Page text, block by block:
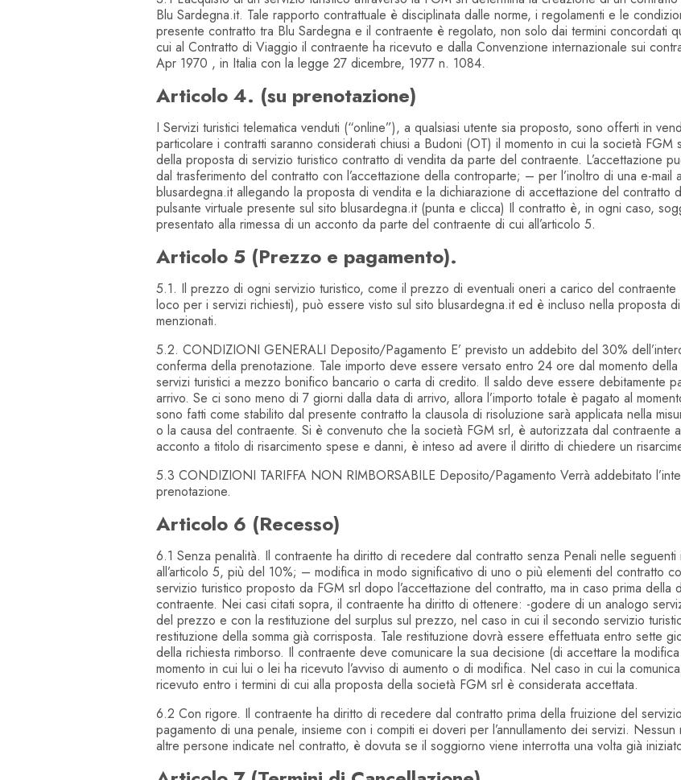
Blu Sardegna.it. Tale rapporto contrattuale è disciplinata dalle norme, i regolamenti e le
presente contratto tra Blu Sardegna e il contraente è regolato, non solo dai termini concordati
cui al Contratto di Viaggio il contraente ha ricevuto e dalla Convenzione internazionale sui
Apr 1970 , in Italia con la legge 27 dicembre, 1977 n. 1084.
Articolo 4. (su prenotazione)
I Servizi turistici telematica venduti (“online”), a qualsiasi utente sia proposto, sono offerti in
particolare i contratti saranno considerati chiusi a Budoni (OT) il momento in cui la società
della proposta di servizio turistico contratto di vendita da parte del contraente. L’accettazione
dal trasferimento del contratto con l’accettazione della controparte; – per l’inoltro di una e-mail
blusardegna.it allegando la proposta di vendita e la dichiarazione di accettazione del contratto
pulsante virtuale presente sul sito blusardegna.it (punta e clicca) Il contratto è, in ogni caso,
presentato alla rimessa di un acconto da parte del contraente di cui all’articolo 5.
Articolo 5 (Prezzo e pagamento).
5.1. Il prezzo di ogni servizio turistico, come il prezzo di eventuali oneri a carico del
loco per i servizi richiesti), può essere visto sul sito blusardegna.it ed è incluso nella proposta
menzionati.
5.2. CONDIZIONI GENERALI Deposito/Pagamento E’ previsto un addebito del 30%
conferma della prenotazione. Tale importo deve essere versato entro 24 ore dal momento
servizi turistici a mezzo bonifico bancario o carta di credito. Il saldo deve essere debitamente
arrivo. Se ci sono meno di 7 giorni dalla data di arrivo, allora l’importo totale è pagato al
sono fatti come stabilito dal presente contratto la clausola di risoluzione sarà applicata nella
o la causa del contraente. Si è convenuto che la società FGM srl, è autorizzata dal contraente
acconto a titolo di risarcimento spese e danni, è inteso ad avere il diritto di chiedere un
5.3 CONDIZIONI TARIFFA NON RIMBORSABILE Deposito/Pagamento Verrà addebitato
prenotazione.
Articolo 6 (Recesso)
6.1 Senza penalità. Il contraente ha diritto di recedere dal contratto senza Penali nelle
all’articolo 5, più del 10%; – modifica in modo significativo di uno o più elementi del contratto
servizio turistico proposto da FGM srl dopo l’accettazione del contratto, ma in caso prima della
contraente. Nei casi citati sopra, il contraente ha diritto di ottenere: -godere di un analogo
del prezzo e con la restituzione del surplus sul prezzo, nel caso in cui il secondo servizio
restituzione della somma già corrisposta. Tale restituzione dovrà essere effettuata entro sette
della richiesta rimborso. Il contraente deve comunicare la sua decisione (di accettare la
momento in cui lui o lei ha ricevuto l’avviso di aumento o di modifica. Nel caso in cui la
ricevuto entro i termini di cui alla proposta della società FGM srl è considerata accettata.
6.2 Con rigore. Il contraente ha diritto di recedere dal contratto prima della fruizione del
pagamento di una penale, insieme con i compiti ei doveri per l’annullamento dei servizi.
altre persone indicate nel contratto, è dovuta se il soggiorno viene interrotta una volta già